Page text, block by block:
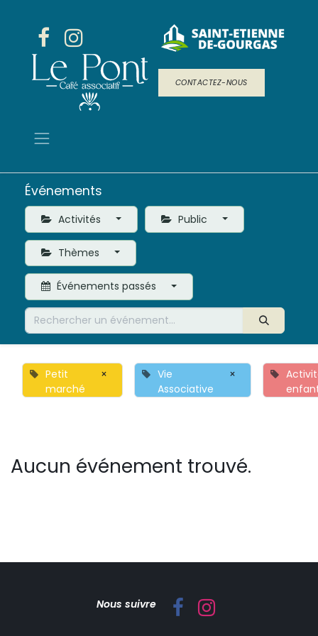
CONTACTEZ-NOUS
Événements
Activités Public
Thèmes
Événements passés
Petit
marché
×
Vie
Associative
×
Aucun événement trouvé.
Nous suivre